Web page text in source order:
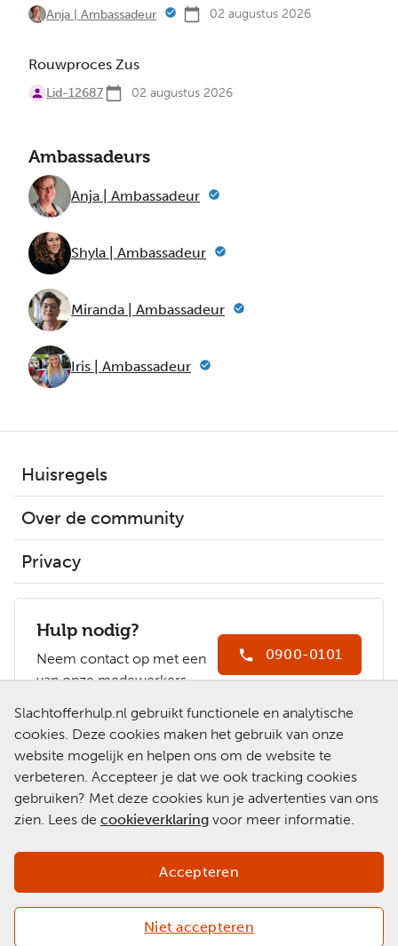
Slachtofferhulp.nl gebruikt functionele en analytische
cookies. Deze cookies maken het gebruik van onze
website mogelijk en helpen ons om de website te
verbeteren. Accepteer je dat we ook tracking cookies
gebruiken? Met deze cookies kun je advertenties van ons
zien. Lees de cookieverklaring voor meer informatie.
Niet accepteren
Accepteren
Anja | Ambassadeur 02 augustus 2026
Rouwproces Zus
Lid-12687 02 augustus 2026
Ambassadeurs
Anja | Ambassadeur
Shyla | Ambassadeur
Miranda | Ambassadeur
Iris | Ambassadeur
Huisregels
Over de community
Privacy
Hulp nodig?
Neem contact op met een
van onze medewerkers.
0900-0101
Slachtofferhulp.nl
Chat met een
medewerker
Copyright 2026 © Slachtofferhulp Nederland